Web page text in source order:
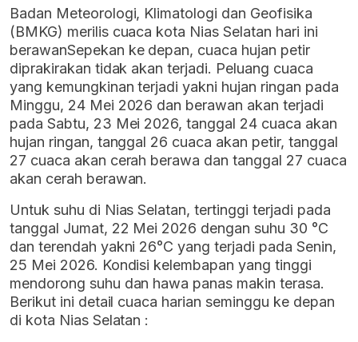
Badan Meteorologi, Klimatologi dan Geofisika
(BMKG) merilis cuaca kota Nias Selatan hari ini
berawanSepekan ke depan, cuaca hujan petir
diprakirakan tidak akan terjadi. Peluang cuaca
yang kemungkinan terjadi yakni hujan ringan pada
Minggu, 24 Mei 2026 dan berawan akan terjadi
pada Sabtu, 23 Mei 2026, tanggal 24 cuaca akan
hujan ringan, tanggal 26 cuaca akan petir, tanggal
27 cuaca akan cerah berawa dan tanggal 27 cuaca
akan cerah berawan.
Untuk suhu di Nias Selatan, tertinggi terjadi pada
tanggal Jumat, 22 Mei 2026 dengan suhu 30 °C
dan terendah yakni 26°C yang terjadi pada Senin,
25 Mei 2026. Kondisi kelembapan yang tinggi
mendorong suhu dan hawa panas makin terasa.
Berikut ini detail cuaca harian seminggu ke depan
di kota Nias Selatan :